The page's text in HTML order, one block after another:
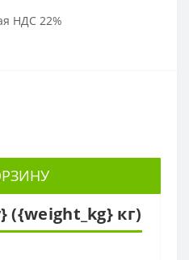
НДС 22%
({weight_kg} кг)